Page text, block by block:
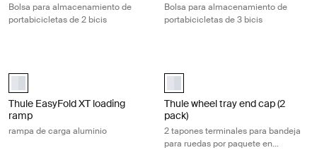
Bolsa para almacenamiento de
portabicicletas de 2 bicis
Bolsa para almacenamiento de
portabicicletas de 3 bicis
Thule EasyFold XT loading ramp Aluminio (selected)
Thule EasyFold XT loading
ramp
rampa de carga aluminio
aluminium (selected)
Thule wheel tray end cap (2
pack)
2 tapones terminales para bandeja
para ruedas por paquete en